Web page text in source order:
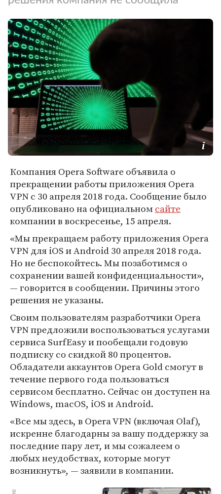
Компания Opera Software объявила о
прекращении работы приложения Opera
VPN с 30 апреля 2018 года. Сообщение было
опубликовано на официальномсайте
компании в воскресенье, 15 апреля.
«Мы прекращаем работу приложения Opera
VPN для iOS и Android 30 апреля 2018 года.
Но не беспокойтесь. Мы позаботимся о
сохранении вашей конфиденциальности»,
— говорится в сообщении. Причины этого
решения не указаны.
Своим пользователям разработчики Opera
VPN предложили воспользоваться услугами
сервиса SurfEasy и пообещали годовую
подписку со скидкой 80 процентов.
Обладатели аккаунтов Opera Gold смогут в
течение первого года пользоваться
сервисом бесплатно. Сейчас он доступен на
Windows, macOS, iOS и Android.
«Все мы здесь, в Opera VPN (включая Olaf),
искренне благодарны за вашу поддержку за
последние пару лет, и мы сожалеем о
любых неудобствах, которые могут
возникнуть», — заявили в компании.